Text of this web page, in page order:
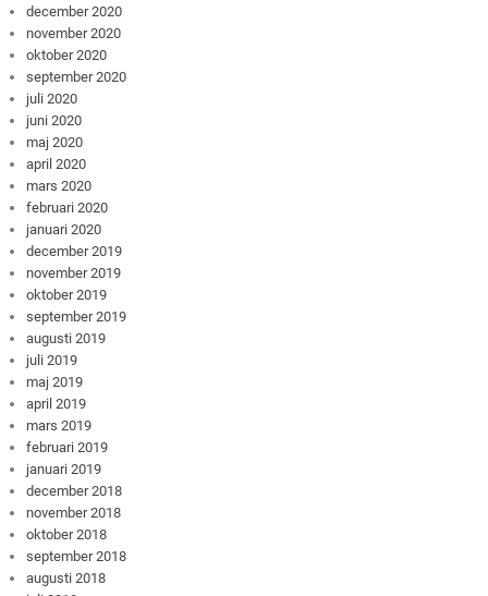
december 2020
november 2020
oktober 2020
september 2020
juli 2020
juni 2020
maj 2020
april 2020
mars 2020
februari 2020
januari 2020
december 2019
november 2019
oktober 2019
september 2019
augusti 2019
juli 2019
maj 2019
april 2019
mars 2019
februari 2019
januari 2019
december 2018
november 2018
oktober 2018
september 2018
augusti 2018